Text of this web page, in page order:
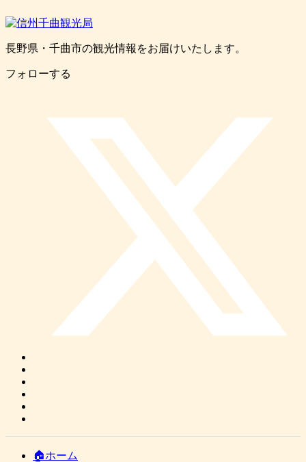
長野県・千曲市の観光情報をお届けいたします。
フォローする
🏠ホーム